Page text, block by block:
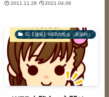
2011.11.28 2021.04.06
32【建築】WEB内覧会（新築時）